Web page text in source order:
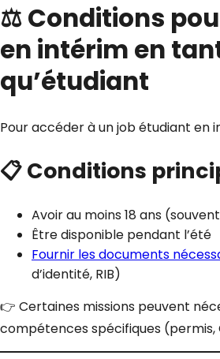
⚖️ Conditions
en intérim en
qu’étudiant
Pour accéder à un job étudiant en
📋 Conditions
Avoir au moins 18 ans
Être disponible pendant l’été
Fournir les documents
d’identité, RIB)
👉 Certaines missions peuvent
compétences spécifiques (permis,